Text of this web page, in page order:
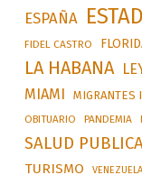
ESPAÑA
FIDEL CASTRO
LA HABANA
MIAMI MIGRANTES
OBITUARIO PANDEMIA
SALUD
TURISMO VENEZUELA